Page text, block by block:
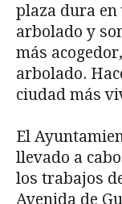
plaza dura en
arbolado y
más
arbolado.
ciudad más
El
llevado a
los trabajos
Avenida de